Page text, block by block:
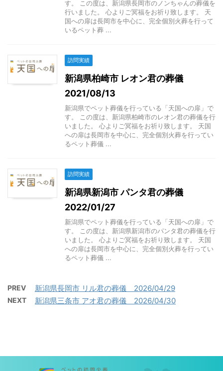
す。 この度は、新潟県長岡市のノンちゃんの葬儀を
行いました。 心よりご冥福をお祈り致します。 天
国への扉は長岡市を中心に、完全個別火葬を行って
いるペット葬 ...
訪問実績
新潟県柏崎市 レオン君の葬儀
2021/08/13
新潟県でペット葬儀を行っている「天国への扉」で
す。 この度は、新潟県柏崎市のレオン君の葬儀を行
いました。 心よりご冥福をお祈り致します。 天国
への扉は長岡市を中心に、完全個別火葬を行ってい
るペット葬儀 ...
訪問実績
新潟県新潟市 パンタ君の葬儀
2022/01/27
新潟県でペット葬儀を行っている「天国への扉」で
す。 この度は、新潟県新潟市のパンタ君の葬儀を行
いました。 心よりご冥福をお祈り致します。 天国
への扉は長岡市を中心に、完全個別火葬を行ってい
るペット葬儀 ...
PREV 新潟県長岡市 リル君の葬儀 2026/04/29
NEXT 新潟県三条市 アオ君の葬儀 2026/04/30